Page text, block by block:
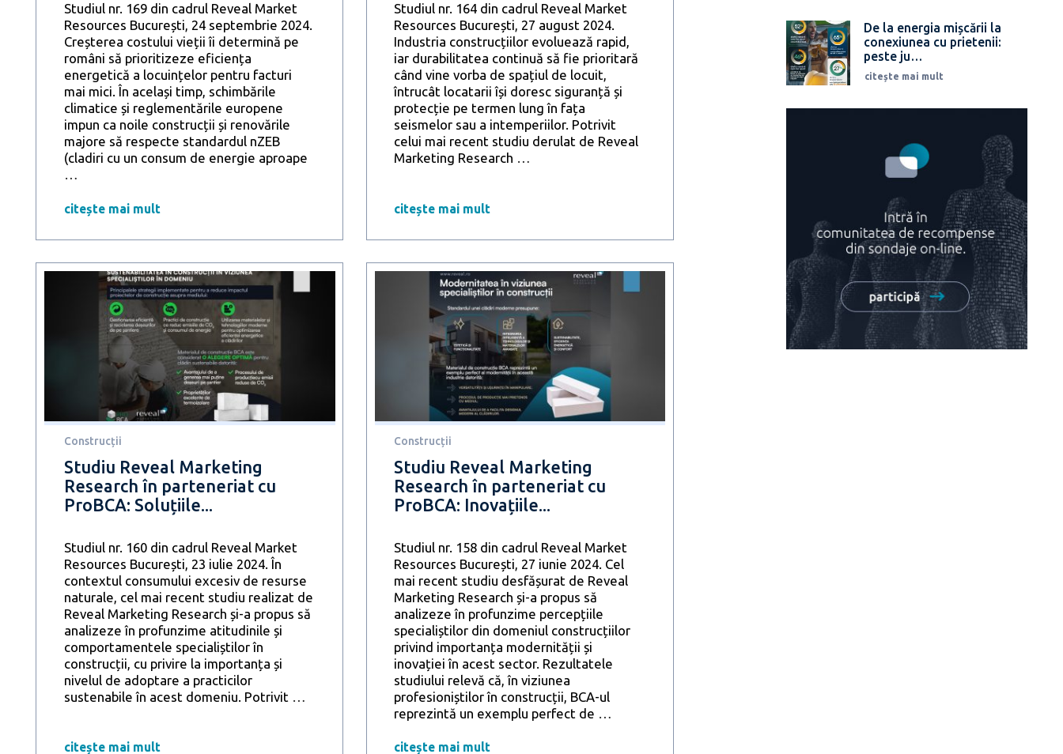
Studiul nr. 169 din cadrul Reveal Market
Resources București, 24 septembrie 2024.
Creșterea costului vieții îi determină pe
români să prioritizeze eficiența
energetică a locuințelor pentru facturi
mai mici. În același timp, schimbările
climatice și reglementările europene
impun ca noile construcții și renovările
majore să respecte standardul nZEB
(cladiri cu un consum de energie aproape
…
Marketing
în
cu
ProBCA
Construirea
clădirilor
eficiente
energetic:
pentru
facturi
mai
mici
și
un
viitor
citește mai mult
Studiul nr. 164 din cadrul Reveal Market
Resources București, 27 august 2024.
Industria construcțiilor evoluează rapid,
iar durabilitatea continuă să fie prioritară
când vine vorba de spațiul de locuit,
întrucât locatarii își doresc siguranță și
protecție pe termen lung în fața
seismelor sau a intemperiilor. Potrivit
celui mai recent studiu derulat de Reveal
Marketing Research …
parteneriat
ProBCA:
Siguranța
seismică
și
durabilitatea
construcțiilor,
esențiale
pentru
spațiul
de
citește mai mult
Construcții
Studiu Reveal Marketing
Research în parteneriat cu
ProBCA: Soluțiile...
Studiul nr. 160 din cadrul Reveal Market
Resources București, 23 iulie 2024. În
contextul consumului excesiv de resurse
naturale, cel mai recent studiu realizat de
Reveal Marketing Research și-a propus să
analizeze în profunzime atitudinile și
comportamentele specialiștilor în
construcții, cu privire la importanța și
nivelul de adoptare a practicilor
sustenabile în acest domeniu. Potrivit
citește mai mult
Construcții
Studiu Reveal Marketing
Research în parteneriat cu
ProBCA: Inovațiile...
Studiul nr. 158 din cadrul Reveal Market
Resources București, 27 iunie 2024. Cel
mai recent studiu desfășurat de Reveal
Marketing Research și-a propus să
analizeze în profunzime percepțiile
specialiștilor din domeniul construcțiilor
privind importanța modernității și
inovației în acest sector. Rezultatele
studiului relevă că, în viziunea
profesioniștilor în construcții, BCA-ul
reprezintă un exemplu perfect de
citește mai mult
De la energia mișcării la
conexiunea cu prietenii:
peste ju…
citește mai mult